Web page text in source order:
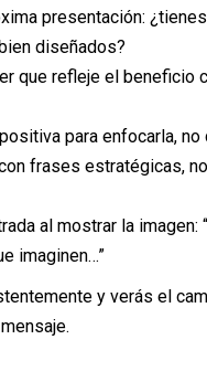
presentación:
diseñados?
que refleje el beneficio
para enfocarla, no
frases estratégicas,
al mostrar la imagen:
imaginen…”
y verás el